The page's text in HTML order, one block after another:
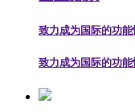
致力成为国际的功
致力成为国际的功